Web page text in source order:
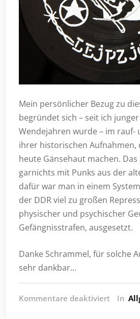
Mein persönlicher Bezug zu
begründet sich – seit ich
Wendejahren wurde – im
ihrer historischen Aufnahmen,
heute Gänsehaut machen.
garnichts mit Punks aus der
dafür war man in einem
der DDR viel zu großen
physischer und psychischer
Gefängnisstrafen, ausgesetzt.
Danke Schrammel, für solche
sehr dankbar…
Kommentare deaktiviertfürIn